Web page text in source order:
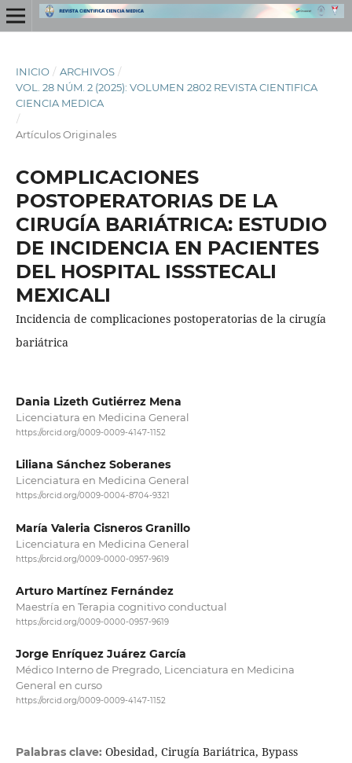
INICIO / ARCHIVOS /
VOL. 28 NÚM. 2 (2025): VOLUMEN 2802 REVISTA CIENTIFICA
CIENCIA MEDICA
/
Artículos Originales
COMPLICACIONES
POSTOPERATORIAS DE LA
CIRUGÍA BARIÁTRICA: ESTUDIO
DE INCIDENCIA EN PACIENTES
DEL HOSPITAL ISSSTECALI
MEXICALI
Incidencia de complicaciones postoperatorias de la cirugía
bariátrica
Dania Lizeth Gutiérrez Mena
Licenciatura en Medicina General
https://orcid.org/0009-0009-4147-1152
Liliana Sánchez Soberanes
Licenciatura en Medicina General
https://orcid.org/0009-0004-8704-9321
María Valeria Cisneros Granillo
Licenciatura en Medicina General
https://orcid.org/0009-0000-0957-9619
Arturo Martínez Fernández
Maestría en Terapia cognitivo conductual
https://orcid.org/0009-0000-0957-9619
Jorge Enríquez Juárez García
Médico Interno de Pregrado, Licenciatura en Medicina
General en curso
https://orcid.org/0009-0009-4147-1152
Palabras clave: Obesidad, Cirugía Bariátrica, Bypass